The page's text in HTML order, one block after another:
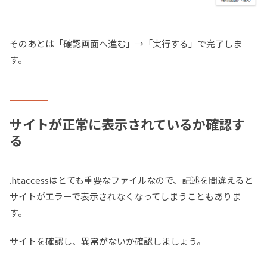
そのあとは「確認画面へ進む」→「実行する」で完了しま
す。
サイトが正常に表示されているか確認す
る
.htaccessはとても重要なファイルなので、記述を間違えると
サイトがエラーで表示されなくなってしまうこともありま
す。
サイトを確認し、異常がないか確認しましょう。